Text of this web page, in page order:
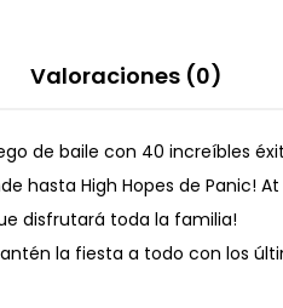
Valoraciones (0)
de baile con 40 increíbles
hasta High Hopes de Panic!
disfrutará toda la familia!
Mantén la fiesta a todo con los